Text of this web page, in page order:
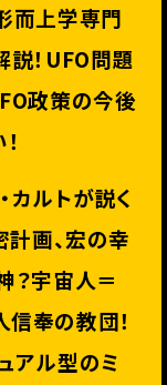
而上学専門
説！UFO問題
政策の今後
カルトが説く
画、宏の幸
？宇宙人＝
信奉の教団！
アル型のミ